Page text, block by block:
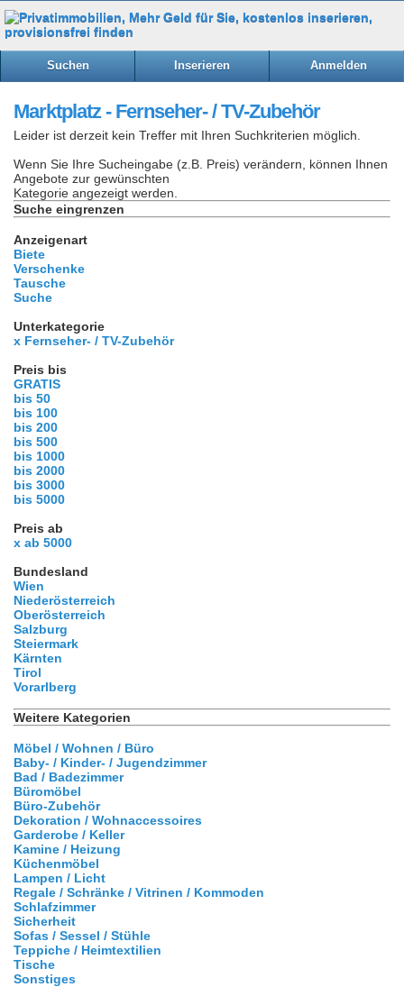
Suchen Inserieren Anmelden
Marktplatz - Fernseher- / TV-Zubehör
Leider ist derzeit kein Treffer mit Ihren Suchkriterien möglich.
Wenn Sie Ihre Sucheingabe (z.B. Preis) verändern, können Ihnen
Angebote zur gewünschten
Kategorie angezeigt werden.
Suche eingrenzen
Anzeigenart
Biete
Verschenke
Tausche
Suche
Unterkategorie
x Fernseher- / TV-Zubehör
Preis bis
GRATIS
bis 50
bis 100
bis 200
bis 500
bis 1000
bis 2000
bis 3000
bis 5000
Preis ab
x ab 5000
Bundesland
Wien
Niederösterreich
Oberösterreich
Salzburg
Steiermark
Kärnten
Tirol
Vorarlberg
Weitere Kategorien
Möbel / Wohnen / Büro
Baby- / Kinder- / Jugendzimmer
Bad / Badezimmer
Büromöbel
Büro-Zubehör
Dekoration / Wohnaccessoires
Garderobe / Keller
Kamine / Heizung
Küchenmöbel
Lampen / Licht
Regale / Schränke / Vitrinen / Kommoden
Schlafzimmer
Sicherheit
Sofas / Sessel / Stühle
Teppiche / Heimtextilien
Tische
Sonstiges